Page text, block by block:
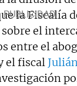
la Fiscalía
el
entre el
el fiscal